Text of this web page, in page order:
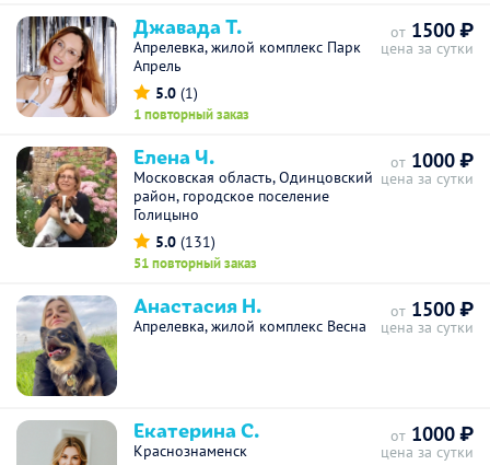
Джавада Т.
Апрелевка, жилой комплекс Парк
Апрель
5.0 (1)
1 повторный заказ
от 1500 ₽
цена за сутки
Елена Ч.
Московская область, Одинцовский
район, городское поселение
Голицыно
5.0 (131)
51 повторный заказ
от 1000 ₽
цена за сутки
Анастасия Н.
Апрелевка, жилой комплекс Весна
от 1500 ₽
цена за сутки
Екатерина С.
Краснознаменск
от 1000 ₽
цена за сутки